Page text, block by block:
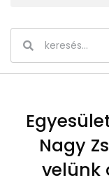
Nagy
velünk